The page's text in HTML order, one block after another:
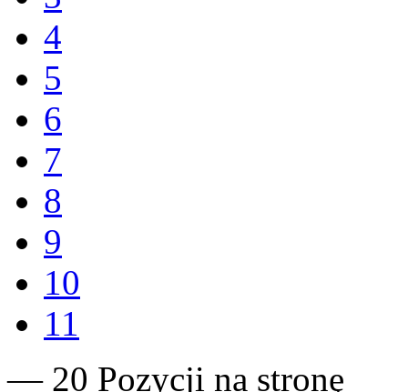
4
5
6
7
8
9
10
11
— 20 Pozycji na stronę